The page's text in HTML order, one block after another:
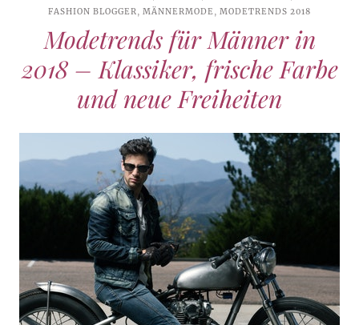
FASHION BLOGGER, MÄNNERMODE,MODETRENDS 2018
Modetrends für Männer in
2018 – Klassiker, frische Farbe
und neue Freiheiten